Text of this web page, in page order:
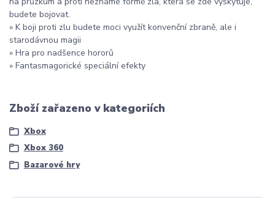
budete bojovat.
» K boji proti zlu budete moci využít konvenční zbraně, ale i
starodávnou magii
» Hra pro nadšence hororů
» Fantasmagorické speciální efekty
Zboží zařazeno v kategoriích
Xbox
Xbox 360
Bazarové hry